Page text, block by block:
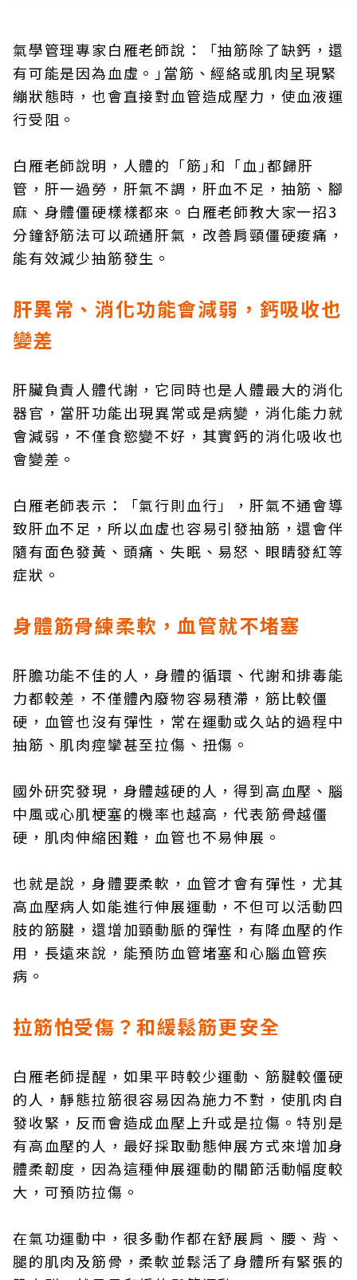
氣學管理專家白雁老師說：「抽筋除了缺鈣，還
有可能是因為血虛。｣當筋、經絡或肌肉呈現緊
繃狀態時，也會直接對血管造成壓力，使血液運
行受阻。
白雁老師說明，人體的「筋｣和「血｣都歸肝
管，肝一過勞，肝氣不調，肝血不足，抽筋、腳
麻、身體僵硬樣樣都來。白雁老師教大家一招3
分鐘舒筋法可以疏通肝氣，改善肩頸僵硬痠痛，
能有效減少抽筋發生。
肝異常、消化功能會減弱，鈣吸收也
變差
肝臟負責人體代謝，它同時也是人體最大的消化
器官，當肝功能出現異常或是病變，消化能力就
會減弱，不僅食慾變不好，其實鈣的消化吸收也
會變差。
白雁老師表示：「氣行則血行」，肝氣不通會導
致肝血不足，所以血虛也容易引發抽筋，還會伴
隨有面色發黃、頭痛、失眠、易怒、眼睛發紅等
症狀。
身體筋骨練柔軟，血管就不堵塞
肝膽功能不佳的人，身體的循環、代謝和排毒能
力都較差，不僅體內廢物容易積滯，筋比較僵
硬，血管也沒有彈性，常在運動或久站的過程中
抽筋、肌肉痙攣甚至拉傷、扭傷。
國外研究發現，身體越硬的人，得到高血壓、腦
中風或心肌梗塞的機率也越高，代表筋骨越僵
硬，肌肉伸縮困難，血管也不易伸展。
也就是說，身體要柔軟，血管才會有彈性，尤其
高血壓病人如能進行伸展運動，不但可以活動四
肢的筋腱，還增加頸動脈的彈性，有降血壓的作
用，長遠來說，能預防血管堵塞和心腦血管疾
病。
拉筋怕受傷？和緩鬆筋更安全
白雁老師提醒，如果平時較少運動、筋腱較僵硬
的人，靜態拉筋很容易因為施力不對，使肌肉自
發收緊，反而會造成血壓上升或是拉傷。特別是
有高血壓的人，最好採取動態伸展方式來增加身
體柔韌度，因為這種伸展運動的關節活動幅度較
大，可預防拉傷。
在氣功運動中，很多動作都在舒展肩、腰、背、
腿的肌肉及筋骨，柔軟並鬆活了身體所有緊張的